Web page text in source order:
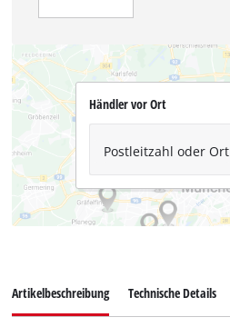
Händler vor Ort
Postleitzahl oder Ort
Artikelbeschreibung Technische Details